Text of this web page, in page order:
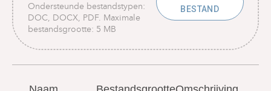
Ondersteunde bestandstypen:
DOC, DOCX, PDF. Maximale
bestandsgrootte: 5 MB
BESTAND